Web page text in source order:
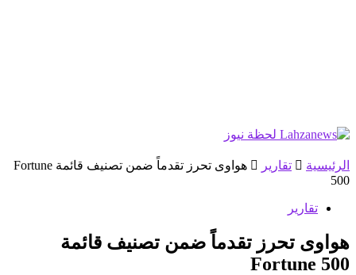
الرئيسية تقارير
هواوى تحرز تقدماً ضمن تصنيف قائمة Fortune
500
تقارير
هواوى تحرز تقدماً ضمن تصنيف قائمة
Fortune 500